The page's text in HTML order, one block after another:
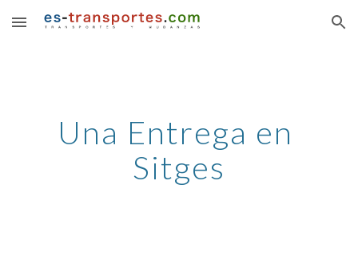
Skip to main content Skip to navigation
Una Entrega en
Sitges